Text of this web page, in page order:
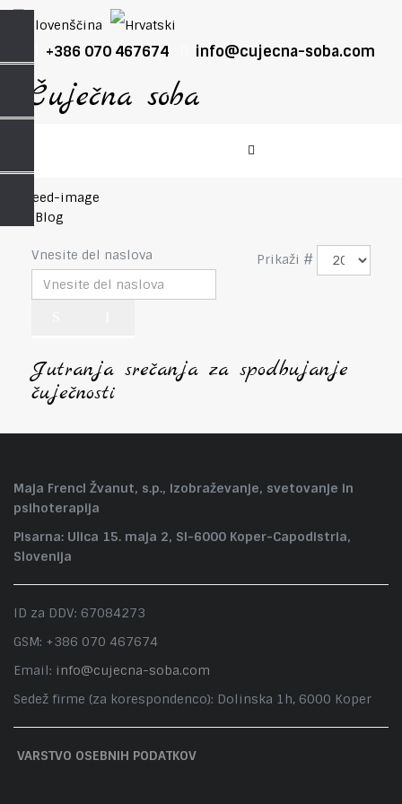
+386 070 467674 info@cujecna-soba.com
My Blog
Vnesite del naslova Prikaži #
Jutranja srečanja za spodbujanje
čuječnosti
Maja Frencl Žvanut, s.p., izobraževanje, svetovanje in
psihoterapija
Pisarna: Ulica 15. maja 2, SI-6000 Koper-Capodistria,
Slovenija
ID za DDV: 67084273
GSM: +386 070 467674
Email: info@cujecna-soba.com
Sedež firme (za korespondenco): Dolinska 1h, 6000 Koper
VARSTVO OSEBNIH PODATKOV